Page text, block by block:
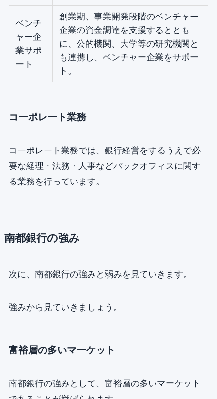
ベンチ
ャー企
業サポ
ート
創業期、事業開発段階のベンチャー
企業の資金調達を支援するととも
に、公的機関、大学等の研究機関と
も連携し、ベンチャー企業をサポー
ト。
コーポレート業務
コーポレート業務では、銀行経営をするうえで必
要な経理・法務・人事などバックオフィスに関す
る業務を行っています。
南都銀行の強み
次に、南都銀行の強みと弱みを見ていきます。
強みから見ていきましょう。
富裕層の多いマーケット
南都銀行の強みとして、富裕層の多いマーケット